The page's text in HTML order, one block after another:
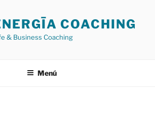
COACHING
& Business Coaching
Menú